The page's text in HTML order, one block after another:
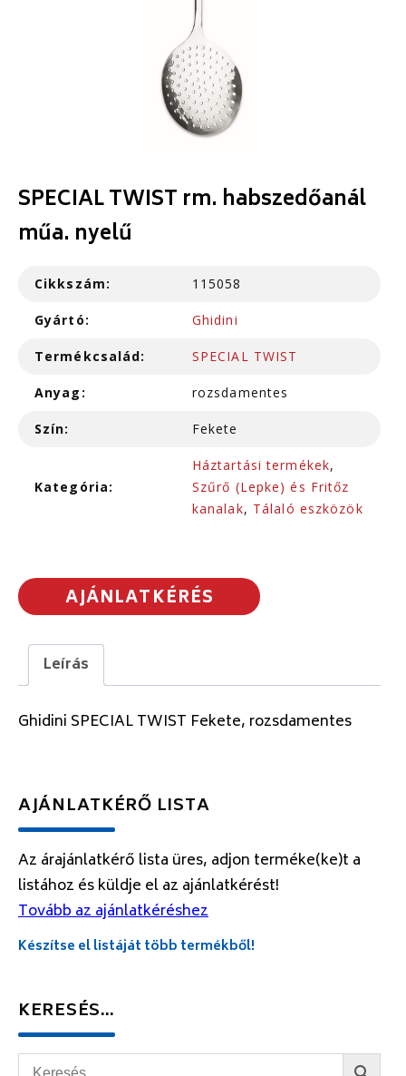
SPECIAL TWIST rm. habszedőanál
műa. nyelű
Cikkszám: 115058
Gyártó: Ghidini
Termékcsalád: SPECIAL TWIST
Anyag: rozsdamentes
Szín: Fekete
Kategória:
Háztartási termékek,
Szűrő (Lepke) és Fritőz
kanalak, Tálaló eszközök
AJÁNLATKÉRÉS
Leírás
Ghidini SPECIAL TWIST Fekete, rozsdamentes
AJÁNLATKÉRŐ LISTA
Az árajánlatkérő lista üres, adjon terméke(ke)t a
listához és küldje el az ajánlatkérést!
Tovább az ajánlatkéréshez
Készítse el listáját több termékből!
KERESÉS…